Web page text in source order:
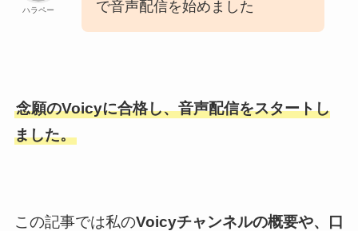
ハラペー
で音声配信を始めました
念願のVoicyに合格し、音声配信をスタートし
ました。
この記事では私のVoicyチャンネルの概要や、口